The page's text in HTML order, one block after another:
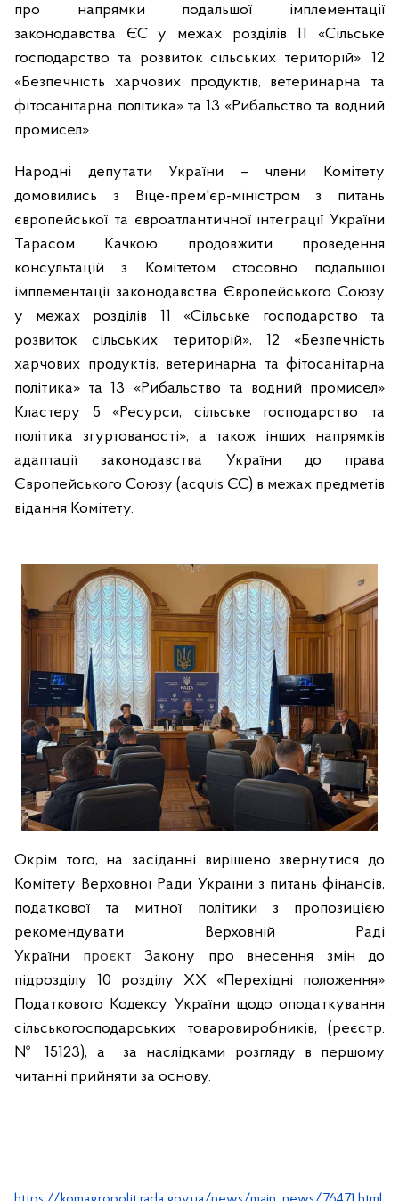
про напрямки подальшої імплементації
законодавства ЄС у межах розділів 11 «Сільське
господарство та розвиток сільських територій», 12
«Безпечність харчових продуктів, ветеринарна та
фітосанітарна політика» та 13 «Рибальство та водний
промисел».
Народні депутати України – члени Комітету
домовились з Віце-прем'єр-міністром з питань
європейської та євроатлантичної інтеграції України
Тарасом Качкою продовжити проведення
консультацій з Комітетом стосовно подальшої
імплементації законодавства Європейського Союзу
у межах розділів 11 «Сільське господарство та
розвиток сільських територій», 12 «Безпечність
харчових продуктів, ветеринарна та фітосанітарна
політика» та 13 «Рибальство та водний промисел»
Кластеру 5 «Ресурси, сільське господарство та
політика згуртованості», а також інших напрямків
адаптації законодавства України до права
Європейського Союзу (acquis ЄС) в межах предметів
відання Комітету.
Окрім того, на засіданні вирішено звернутися до
Комітету Верховної Ради України з питань фінансів,
податкової та митної політики з пропозицією
рекомендувати Верховній Раді
України
проєкт
Закону про внесення змін до
підрозділу 10 розділу XX «Перехідні положення»
Податкового Кодексу України щодо оподаткування
сільськогосподарських товаровиробників, (реєстр.
№ 15123), а за наслідками розгляду в першому
читанні прийняти за основу.